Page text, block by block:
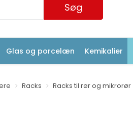
Søg
Glas og porcelæn Kemikalier
Racks Racks til rør og mikrorør